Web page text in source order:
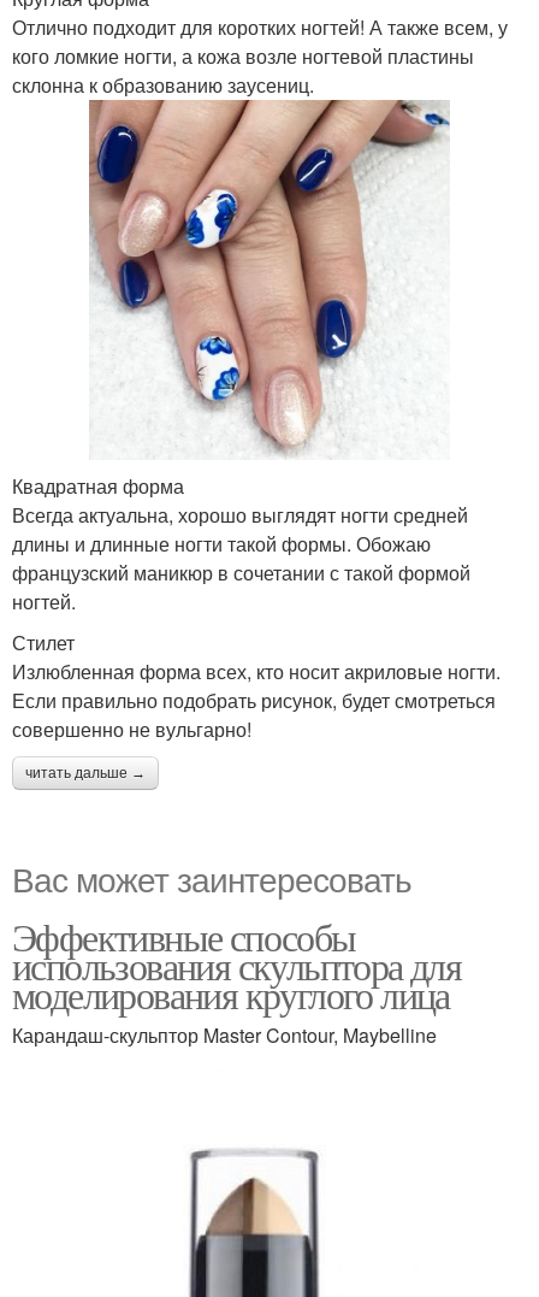
Отлично подходит для коротких ногтей! А также всем, у
кого ломкие ногти, а кожа возле ногтевой пластины
склонна к образованию заусениц.
Квадратная форма
Всегда актуальна, хорошо выглядят ногти средней
длины и длинные ногти такой формы. Обожаю
французский маникюр в сочетании с такой формой
ногтей.
Стилет
Излюбленная форма всех, кто носит акриловые ногти.
Если правильно подобрать рисунок, будет смотреться
совершенно не вульгарно!
читать дальше →
Вас может заинтересовать
Эффективные способы
использования скульптора для
моделирования круглого лица
Карандаш-скульптор Master Contour, Maybelline